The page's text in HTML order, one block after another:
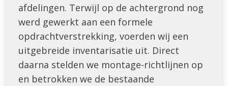
afdelingen. Terwijl op de achtergrond nog
werd gewerkt aan een formele
opdrachtverstrekking, voerden wij een
uitgebreide inventarisatie uit. Direct
daarna stelden we montage-richtlijnen op
en betrokken we de bestaande